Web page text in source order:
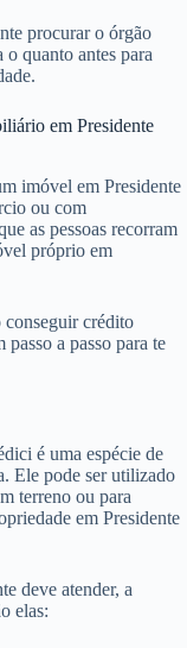
procurar o órgão
quanto antes para
em Presidente
imóvel em Presidente
ou com
as pessoas recorram
próprio em
conseguir crédito
a passo para te
é uma espécie de
Ele pode ser utilizado
terreno ou para
em Presidente
deve atender, a
elas: